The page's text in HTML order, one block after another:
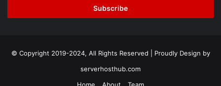
© Copyright 2019-2024, All Rights Reserved | Proudly Design by
serverhosthub.com